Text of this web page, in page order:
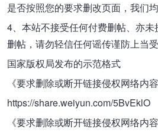
是否按照您的要求删改页面，我们
4、本站不接受任何付费删帖、亦
删帖，请勿轻信任何谣传谨防上当
国家版权局发布的示范格式
《要求删除或断开链接侵权网络内
https://share.weiyun.com/5BvEklO
《要求删除或断开链接侵权网络内